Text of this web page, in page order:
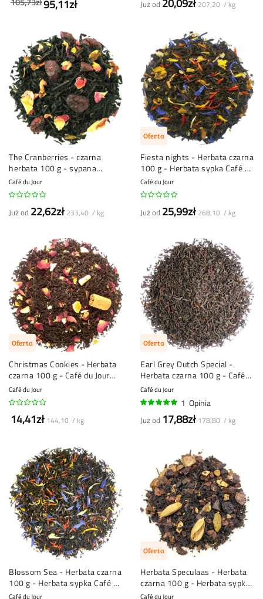
95,11zł Już od 20,09zł 207,20 / kg
The Cranberries - czarna
herbata 100 g - sypana
herbata Café du Jour
Café du Jour
Już od 22,62zł 233,40 / kg
Oferta
Fiesta nights - Herbata czarna
100 g - Herbata sypka Café du
Jour
Café du Jour
Już od 25,99zł 268,10 / kg
Oferta
Christmas Cookies - Herbata
czarna 100 g - Café du Jour
herbata sypka
Café du Jour
14,41zł 144,10 / kg
Oferta
Earl Grey Dutch Special -
Herbata czarna 100 g - Café
du Jour herbata sypka
Café du Jour
1 Opinia
Już od 17,88zł 178,80 / kg
Blossom Sea - Herbata czarna
100 g - Herbata sypka Café du
Jour
Café du Jour
Oferta
Herbata Speculaas - Herbata
czarna 100 g - Herbata sypka
Café du Jour
Café du Jour